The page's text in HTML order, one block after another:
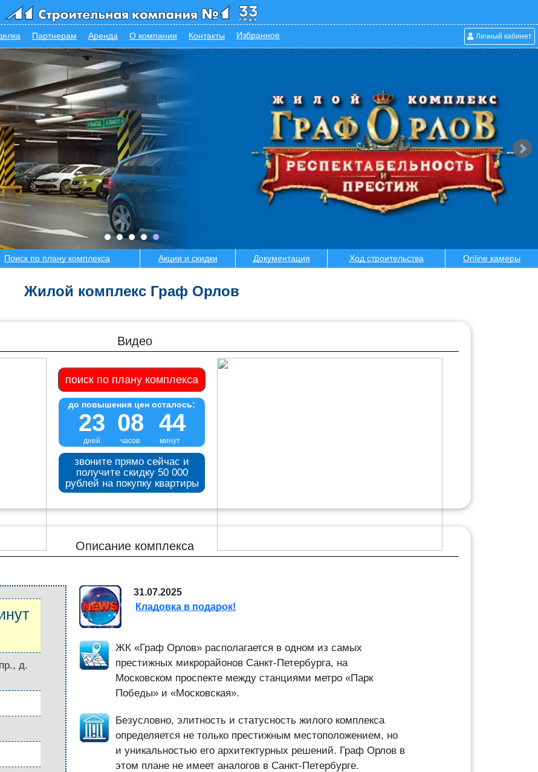
Личный кабинет
Партнерам Аренда О компании Контакты Избранное
Поиск по плану комплекса Акции и скидки Документация Ход строительства Online камеры
Жилой комплекс Граф Орлов
Видео
поиск по плану комплекса
до повышения цен осталось:
23 08 44
дней часов минут
звоните прямо сейчас и
получите скидку 50 000
рублей на покупку квартиры
Описание комплекса
д.
31.07.2025
Кладовка в подарок!
ЖК «Граф Орлов» располагается в одном из самых
престижных микрорайонов Санкт-Петербурга, на
Московском проспекте между станциями метро «Парк
Победы» и «Московская».
Безусловно, элитность и статусность жилого комплекса
определяется не только престижным местоположением, но
и уникальностью его архитектурных решений. Граф Орлов в
этом плане не имеет аналогов в Санкт-Петербурге.